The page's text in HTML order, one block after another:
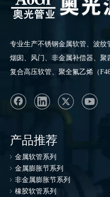
专业生产不锈钢金属软管 、波
烟囱、风门、非金属补偿器、聚
复合高压软管、聚全氟乙烯（
产品推荐
金属软管系列
金属膨胀节系列
非金属膨胀节系列
橡胶软管系列